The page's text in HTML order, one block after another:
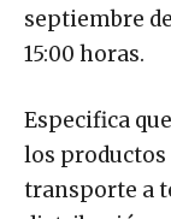
septiembre
15:00 horas.
Especifica
los productos
transporte a